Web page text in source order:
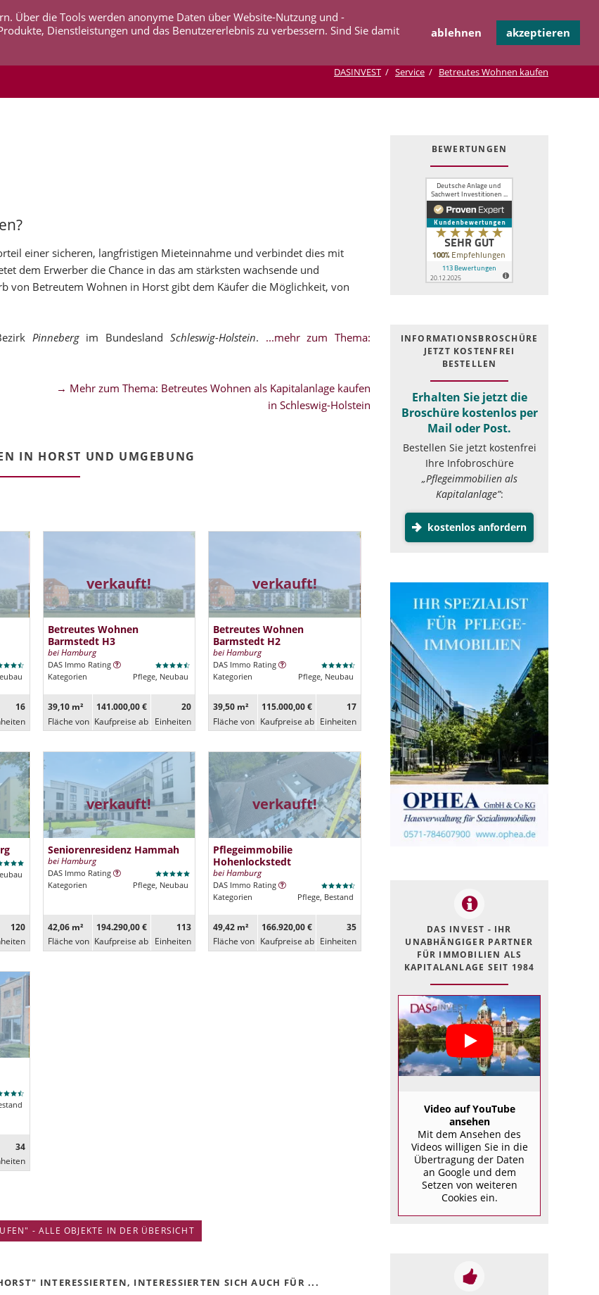
Über die Tools werden anonyme Daten über Website-Nutzung und -
Dienstleistungen und das Benutzererlebnis zu verbessern. Sind Sie damit
ablehnen akzeptieren
überspringen
UNTERNEHMEN SERVICE KOOPERATION KONTAKT
DASINVEST Service Betreutes Wohnen kaufen
einer sicheren, langfristigen Mieteinnahme und verbindet dies mit
dem Erwerber die Chance in das am stärksten wachsende und
von Betreutem Wohnen in Horst gibt dem Käufer die Möglichkeit, von
Pinnebergim Bundesland Schleswig-Holstein. ...mehr zum Thema:
→ Mehr zum Thema: Betreutes Wohnen als Kapitalanlage kaufen
in Schleswig-Holstein
IN HORST UND UMGEBUNG
16
verkauft!
Betreutes Wohnen
Barmstedt H3
bei Hamburg
DAS Immo Rating
Kategorien
Pflege, Neubau
39,10 m²
Fläche von
141.000,00 €
Kaufpreise ab
20
Ein­heiten
verkauft!
Betreutes Wohnen
Barmstedt H2
bei Hamburg
DAS Immo Rating
Kategorien
Pflege, Neubau
39,50 m²
Fläche von
115.000,00 €
Kaufpreise ab
17
Ein­heiten
120
verkauft!
Seniorenresidenz Hammah
bei Hamburg
DAS Immo Rating
Kategorien
Pflege, Neubau
42,06 m²
Fläche von
194.290,00 €
Kaufpreise ab
113
Ein­heiten
verkauft!
Pflegeimmobilie
Hohenlockstedt
bei Hamburg
DAS Immo Rating
Kategorien
Pflege, Bestand
49,42 m²
Fläche von
166.920,00 €
Kaufpreise ab
35
Ein­heiten
34
- ALLE OBJEKTE IN DER ÜBERSICHT
INTERESSIERTEN, INTERESSIERTEN SICH AUCH FÜR ...
BEWERTUNGEN
INFOR­MATIONS­BROSCHÜRE
JETZT KOSTEN­FREI
BESTELLEN
Erhalten Sie jetzt die
Broschüre kostenlos per
Mail oder Post.
Bestellen Sie jetzt kostenfrei
Ihre Infobroschüre
„Pflegeimmobilien als
Kapitalanlage”:
kostenlos anfordern
DAS INVEST - IHR
UNABHÄNGIGER PARTNER
FÜR IMMOBILIEN ALS
KAPITALANLAGE SEIT 1984
Video auf YouTube
ansehen
Mit dem Ansehen des
Videos willigen Sie in die
Übertragung der Daten
an Google und dem
Setzen von weiteren
Cookies ein.